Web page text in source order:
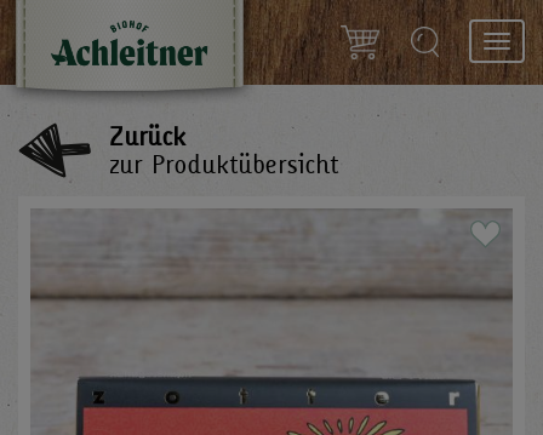
Zurück
zur Produktübersicht